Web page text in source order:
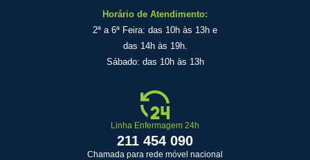
Horário de Atendimento:
2ª a 6ª Feira: das 10h às 13h e
das 14h às 19h.
Sábado: das 10h às 13h
Linha Enfermagem 24h
211 454 090
Chamada para rede móvel nacional